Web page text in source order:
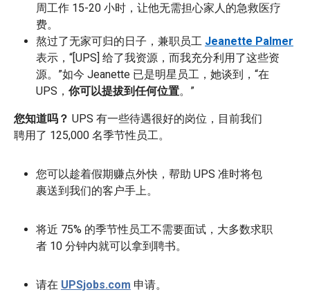
周工作 15-20 小时，让他无需担心家人的急救医疗
费。
熬过了无家可归的日子，兼职员工 Jeanette Palmer
表示，“[UPS] 给了我资源，而我充分利用了这些资
源。”如今 Jeanette 已是明星员工，她谈到，“在
UPS， 你可以提拔到任何位置。”
您知道吗？ UPS 有一些待遇很好的岗位，目前我们
聘用了 125,000 名季节性员工。
您可以趁着假期赚点外快，帮助 UPS 准时将包
裹送到我们的客户手上。
将近 75% 的季节性员工不需要面试，大多数求职
者 10 分钟内就可以拿到聘书。
请在 UPSjobs.com 申请。